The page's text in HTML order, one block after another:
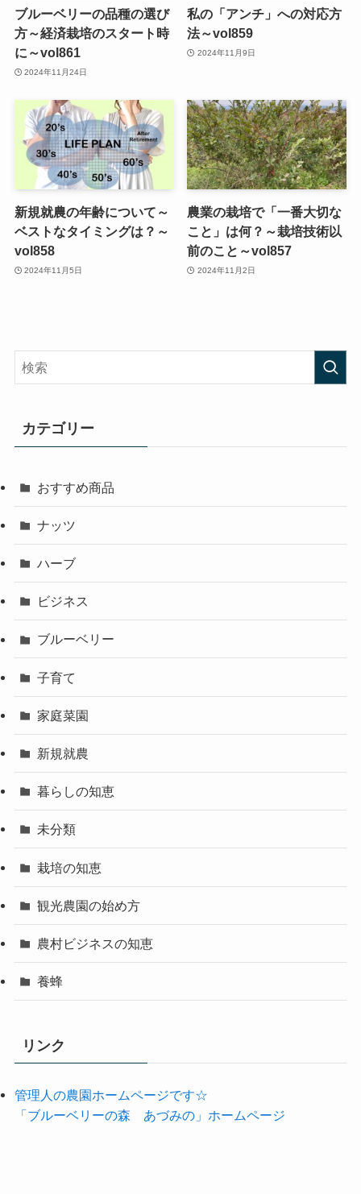
ブルーベリーの品種の選び
方～経済栽培のスタート時
に～vol861
2024年11月24日
私の「アンチ」への対応方
法～vol859
2024年11月9日
新規就農の年齢について～
ベストなタイミングは？～
vol858
2024年11月5日
農業の栽培で「一番大切な
こと」は何？～栽培技術以
前のこと～vol857
2024年11月2日
カテゴリー
おすすめ商品
ナッツ
ハーブ
ビジネス
ブルーベリー
子育て
家庭菜園
新規就農
暮らしの知恵
未分類
栽培の知恵
観光農園の始め方
農村ビジネスの知恵
養蜂
リンク
管理人の農園ホームページです☆
「ブルーベリーの森 あづみの」ホームページ